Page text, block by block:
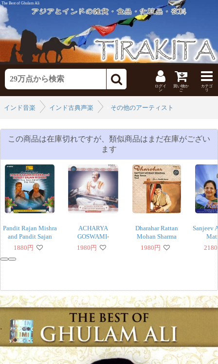
The Best of Ghulam Ali
ログイ
ン
買い物か
ご
カテゴ
リ
インド音楽
インド古典声楽 その他のアーティスト
この商品は在庫切れですが、類似商品はまだ在庫がござい
ます
Pandit Rajan Mishra
and Pandit Sajan
Mishra
1880 円
ACHARYA
GOSWAMI-
GOKULOTSAV
MAHARAJ
1980 円
Dharahar Rattan
Mohan Sharma
1980 円
Sanjeev
2180